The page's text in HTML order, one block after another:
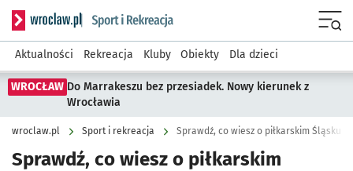
Serwis informacyjny wroclaw.pl podserwis: Sport i rekreacja
Aktualności Rekreacja Kluby Obiekty Dla dzieci
WROCŁAW Do Marrakeszu bez przesiadek. Nowy kierunek z
Wrocławia
wroclaw.pl Sport i rekreacja
Sprawdź, co wiesz o piłkarskim